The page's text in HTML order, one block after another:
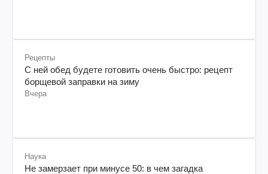
Рецепты
С ней обед будете готовить очень быстро: рецепт
борщевой заправки на зиму
Вчера
Наука
Не замерзает при минусе 50: в чем загадка